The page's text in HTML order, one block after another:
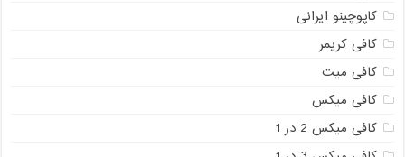
کاپوچینو ایرانی
کافی کریمر
کافی میت
کافی میکس
کافی میکس 2 در 1